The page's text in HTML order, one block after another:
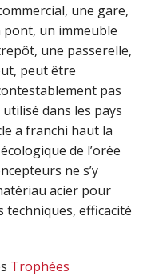
une gare,
un immeuble
une passerelle,
peut être
pas
dans les pays
a franchi haut la
de l’orée
ne s’y
acier pour
techniques, efficacité
Trophées